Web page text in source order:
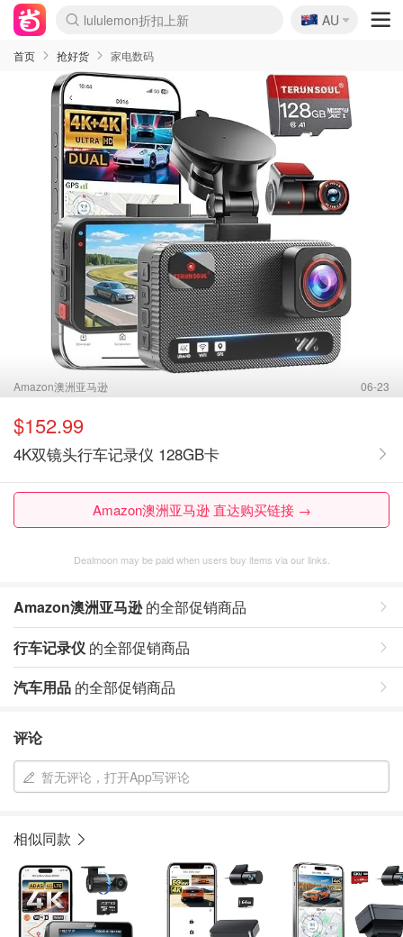
lululemon折扣上新
Sasa美妆护肤3.5折
SSENSE年中2.5折
FreshBeauty好价汇总
Cettire降价+叠9折
WWS Coles超市实拍
viagogo二手票捡漏
Myer超级周末
The Outnet奢牌1折起
David Jones 3折起
Flannels大牌1折
Perfumes Club护肤1折
AMIRO面罩$251
Amazon折扣汇总
eToro入金$200送$50
Amazon数码好物
ICONIC本周7.5折
ThedoubleF高奢地板价
Moose Knuckles 6折
丝芙兰5折起
EUFY摄像头$98
Selenichast首饰2折
Trip机票酒店促销
YSL送5件彩妆礼
Amazon家居好物
Amazon美妆护肤
雅漾大喷$8
过敏原检测盒$33
伊索独家赠50ml沐浴露
科颜氏高保湿面霜$29
SEALIFE海洋馆门票6折
丝塔芙大白罐$16
订阅Newsletter送香薰
Cult Beauty 6.8折
Harrods圣诞日历$525
LN-CC奢牌私促3折
d'Alba空姐喷雾$16
EVE LOM套装£56
Bernardelli独家4折
Adore Beauty 6折起
CT圣诞日历
Mytheresa奢品2.7折
Luxury Escapes 9折
Currentbody美容仪$881
MOON Garden Live
Roborock扫地机$649
Tingo Life水杯$24
Valentino官网5折
CR洗护套装$23
修丽可4件套$159
Myer彩妆2件7折
GANNI官网4.5折
Stylevana韩妆4折
Tessabit高奢8.5折
OGX洗发水$11
Amazon阿德莱德次日达
卡诗8.5折+赠礼
Philips Hue灯具8折
🇦🇺
AU
首页 抢好货 家电数码
Amazon澳洲亚马逊 06-23
$152.99
4K双镜头行车记录仪 128GB卡
Amazon澳洲亚马逊 直达购买链接 →
Dealmoon may be paid when users buy items via our links.
Amazon澳洲亚马逊的全部促销商品
行车记录仪 的全部促销商品
汽车用品 的全部促销商品
评论
暂无评论，打开App写评论
相似同款